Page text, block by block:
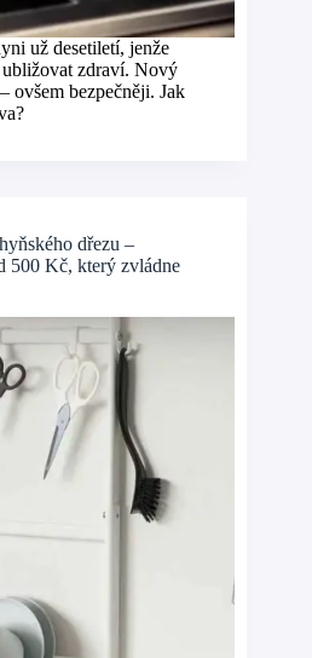
už desetiletí, jenže
zdraví. Nový
ovšem bezpečněji. Jak
dřezu –
500 Kč, který zvládne